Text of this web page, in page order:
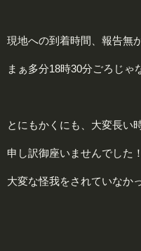
現地への到着時間、報告無
まぁ多分18時30分ごろじゃ
とにもかくにも、大変長い
申し訳御座いませんでした！
大変な怪我をされていなか